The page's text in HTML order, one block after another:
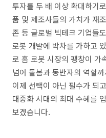
투자를 두 배 이상 확대하기
품 및 제조사들의 가치가 재
존 등 글로벌 빅테크 기업들
로봇 개발에 박차를 가하고
로 홈 로봇 시장의 팽창이 가
넘어 돌봄과 동반자의 역할
이제 선택이 아닌 필수가 되
대중화 시대의 최대 수혜를
보겠습니다.